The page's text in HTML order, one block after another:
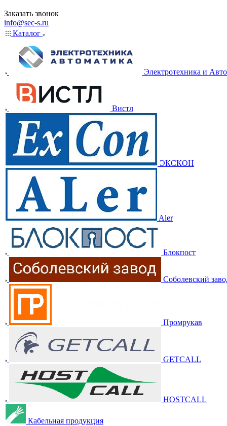
Заказать звонок
info@sec-s.ru
Каталог
Электротехника и
Вистл
ЭКСКОН
Aler
Блокпост
Соболевский
Промрукав
GETCALL
HOSTCALL
Кабельная продукция